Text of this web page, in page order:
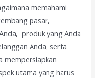
memahami
pasar,
produk yang Anda
Anda, serta
mempersiapkan
utama yang harus